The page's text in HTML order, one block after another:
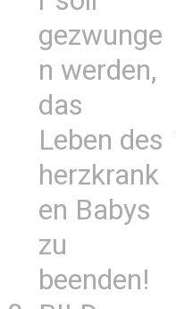
gezwunge
n werden,
das
Leben des
herzkrank
en Babys
zu
beenden!